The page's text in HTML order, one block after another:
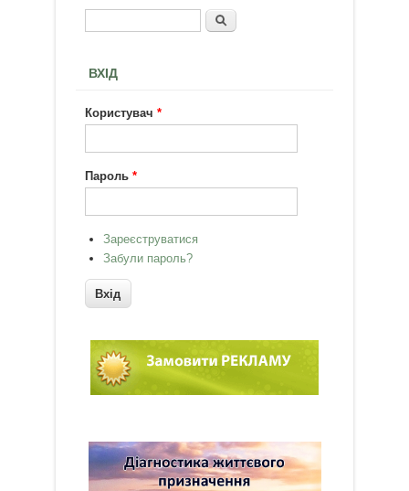
октября в г. Киеве от Евгении
Адамовой
Пошукова форма
Пошук
ВХІД
Користувач*
Пароль*
Зареєструватися
Забули пароль?